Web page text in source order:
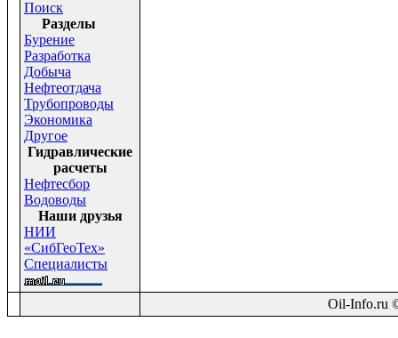
Поиск
Раздeлы
Бурение
Разработка
Добыча
Нефтеотдача
Трубопроводы
Экономика
Другое
Гидравлические
расчеты
Нефтесбор
Водоводы
Наши друзья
НИИ
«СибГеоТех»
Специалисты
Oil-Info.ru